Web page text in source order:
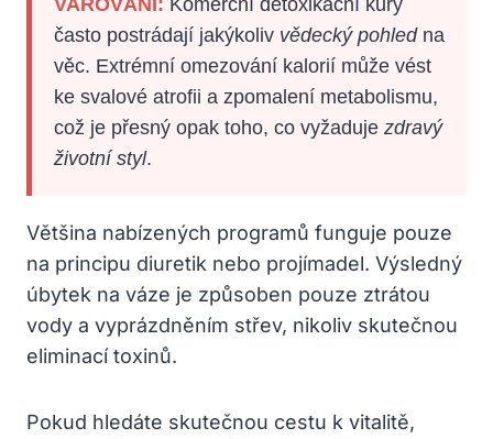
často postrádají jakýkoliv vědecký pohledna
věc. Extrémní omezování kalorií může vést
ke svalové atrofii a zpomalení metabolismu,
což je přesný opak toho, co vyžaduje zdravý
životní styl.
Většina nabízených programů funguje pouze
na principu diuretik nebo projímadel. Výsledný
úbytek na váze je způsoben pouze ztrátou
vody a vyprázdněním střev, nikoliv skutečnou
eliminací toxinů.
Pokud hledáte skutečnou cestu k vitalitě,